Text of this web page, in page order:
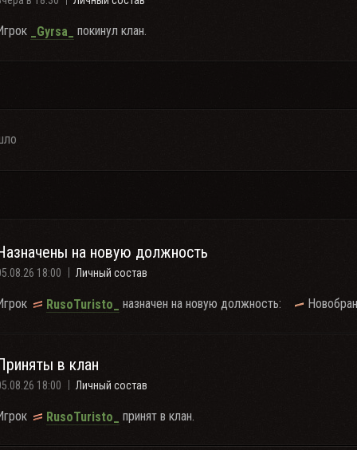
_Gyrsa_ покинул клан.
на новую должность
18:00 Личный состав
RusoTuristo_ назначен на новую должность:
в клан
18:00 Личный состав
RusoTuristo_ принят в клан.